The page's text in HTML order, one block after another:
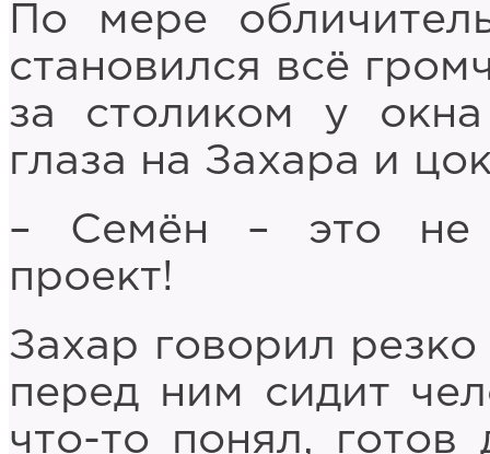
По мере
становился всё
за столиком у
глаза на Захара и
– Семён – это не
проект!
Захар говорил
перед ним сидит
что-то понял, готов